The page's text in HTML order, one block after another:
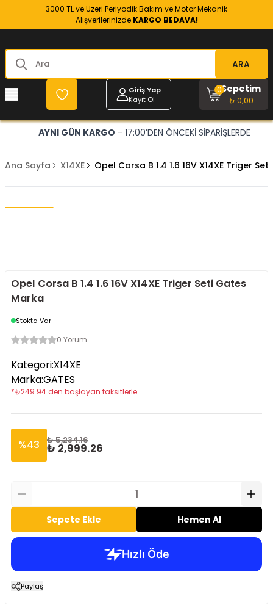
3000 TL ve Üzeri Periyodik Bakım ve Motor Mekanik
Alışverilerinizde KARGO BEDAVA!
ARA
Giriş Yap
Kayıt Ol
Sepetim
₺ 0,00
0
AYNI GÜN KARGO - 17:00’DEN ÖNCEKİ SİPARİŞLERDE
Ana Sayfa X14XE Opel Corsa B 1.4 1.6 16V X14XE Triger
Opel Corsa B 1.4 1.6 16V X14XE Triger Seti Gates
Marka
Stokta Var
0 Yorum
Kategori:X14XE
Marka:GATES
*₺249.94 den başlayan taksitlerle
%43 ₺ 5,234.16
₺ 2,999.26
Sepete Ekle Hemen Al
Paylaş